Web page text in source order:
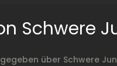
Schwere
über Schwere